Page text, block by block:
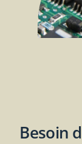
Besoin